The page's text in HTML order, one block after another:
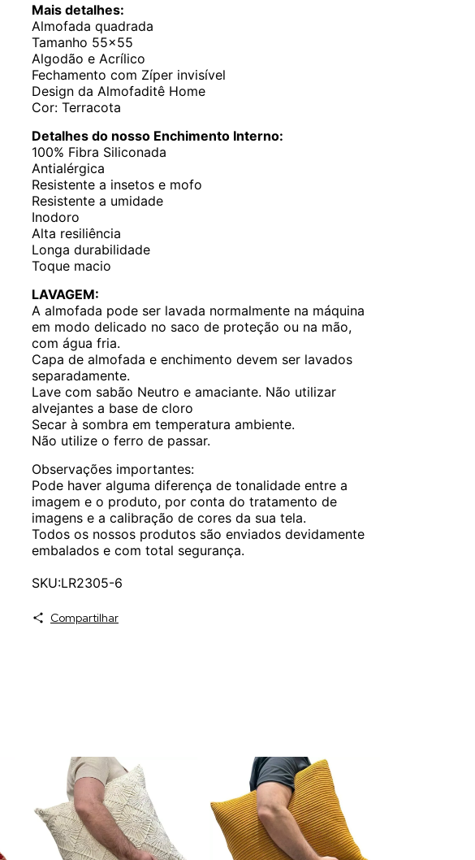
Mais detalhes:
Almofada quadrada
Tamanho 55×55
Algodão e Acrílico
Fechamento com Zíper invisível
Design da Almofaditê Home
Cor: Terracota
Detalhes do nosso Enchimento Interno:
100% Fibra Siliconada
Antialérgica
Resistente a insetos e mofo
Resistente a umidade
Inodoro
Alta resiliência
Longa durabilidade
Toque macio
LAVAGEM:
A almofada pode ser lavada normalmente na máquina
em modo delicado no saco de proteção ou na mão,
com água fria.
Capa de almofada e enchimento devem ser lavados
separadamente.
Lave com sabão Neutro e amaciante. Não utilizar
alvejantes a base de cloro
Secar à sombra em temperatura ambiente.
Não utilize o ferro de passar.
Observações importantes:
Pode haver alguma diferença de tonalidade entre a
imagem e o produto, por conta do tratamento de
imagens e a calibração de cores da sua tela.
Todos os nossos produtos são enviados devidamente
embalados e com total segurança.
SKU:LR2305-6
Compartilhar